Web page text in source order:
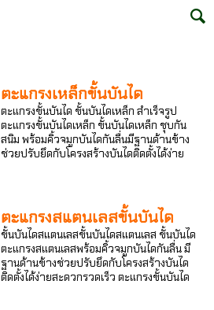
ตะแกรงเหล็กขั้นบันได
ตะแกรงขั้นบันได ขั้นบันไดเหล็ก สำเร็จรูป
ตะแกรงขั้นบันไดเหล็ก ขั้นบันไดเหล็ก ชุบกัน
สนิม พร้อมคิ้วจมูกบันไดกันลื่นมีฐานด้านข้าง
ช่วยปรับยึดกับโครงสร้างบันไดติดตั้งได้ง่าย
ตะแกรงสแตนเลสขั้นบันได
ขั้นบันไดสแตนเลสขั้นบันไดสแตนเลส ขั้นบันได
ตะแกรงสแตนเลสพร้อมคิ้วจมูกบันไดกันลื่น มี
ฐานด้านข้างช่วยปรับยึดกับโครงสร้างบันได
ติดตั้งได้ง่ายสะดวกรวดเร็ว ตะแกรงขั้นบันได